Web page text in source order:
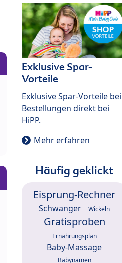
Exklusive Spar-
Vorteile
Exklusive Spar-Vorteile bei
Bestellungen direkt bei
HiPP.
Mehr erfahren
Häufig geklickt
Eisprung-Rechner
Schwanger Wickeln
Gratisproben
Ernährungsplan
Baby-Massage
Babynamen